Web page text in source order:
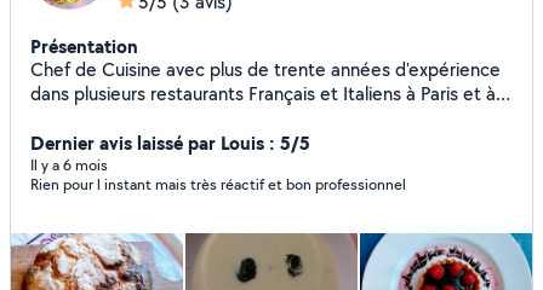
Présentation
Chef de Cuisine avec plus de trente années d'expérience
dans plusieurs restaurants Français et Italiens à Paris et à
votre domicile en Île de France en vous proposant des
cours de cuisine à domicile ou dans mon atelier.
Dernier avis laissé par Louis : 5/5
Il y a 6 mois
Rien pour l instant mais très réactif et bon professionnel